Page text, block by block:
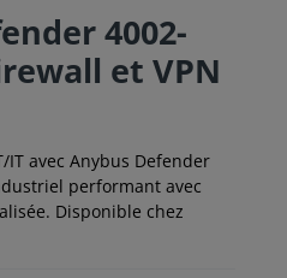
4002-
et VPN
IT avec Anybus Defender
performant avec
Disponible chez